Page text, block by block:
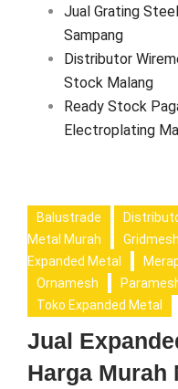
Jual Grating
Sampang
Distributor
Stock Malang
Ready Stock
Electroplating
Balustrade
Metal Murah
Gridmesh
Expanded Metal
Ornamesh
Toko Expanded Metal
Jual
Harga Murah